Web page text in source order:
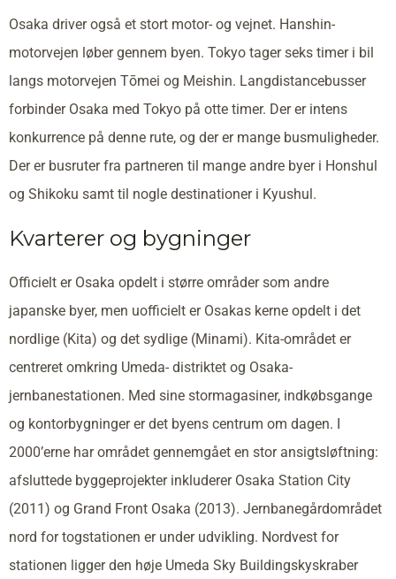
Osaka driver også et stort motor- og vejnet. Hanshin-
motorvejen løber gennem byen. Tokyo tager seks timer i bil
langs motorvejen Tōmei og Meishin. Langdistancebusser
forbinder Osaka med Tokyo på otte timer. Der er intens
konkurrence på denne rute, og der er mange busmuligheder.
Der er busruter fra partneren til mange andre byer i Honshul
og Shikoku samt til nogle destinationer i Kyushul.
Kvarterer og bygninger
Officielt er Osaka opdelt i større områder som andre
japanske byer, men uofficielt er Osakas kerne opdelt i det
nordlige (Kita) og det sydlige (Minami). Kita-området er
centreret omkring Umeda- distriktet og Osaka-
jernbanestationen. Med sine stormagasiner, indkøbsgange
og kontorbygninger er det byens centrum om dagen. I
2000’erne har området gennemgået en stor ansigtsløftning:
afsluttede byggeprojekter inkluderer Osaka Station City
(2011) og Grand Front Osaka (2013). Jernbanegårdområdet
nord for togstationen er under udvikling. Nordvest for
stationen ligger den høje Umeda Sky Buildingskyskraber